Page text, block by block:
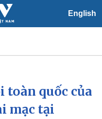
English
hội
Tin 24h
Dự báo thời tiết
toàn quốc của
mạc tại